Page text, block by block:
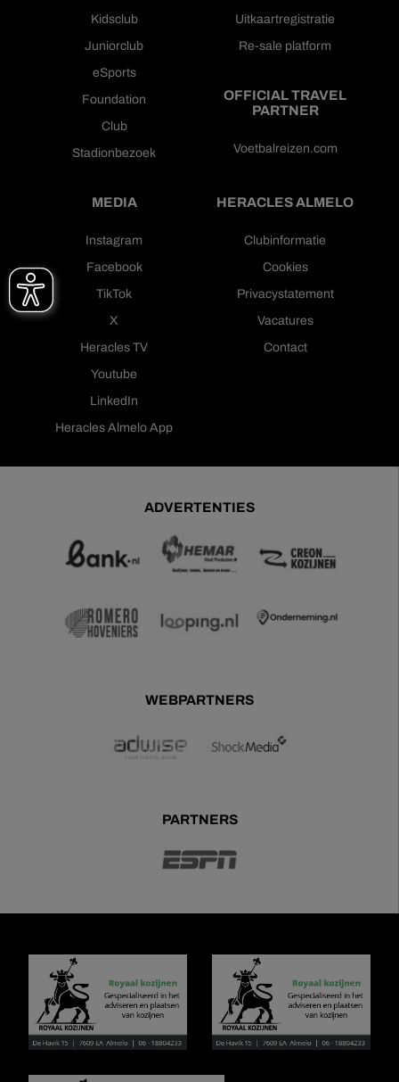
Kidsclub
Juniorclub
eSports
Foundation
Club
Stadionbezoek
Uitkaartregistratie
Re-sale platform
OFFICIAL TRAVEL
PARTNER
Voetbalreizen.com
MEDIA
Instagram
Facebook
TikTok
X
Heracles TV
Youtube
LinkedIn
Heracles Almelo App
HERACLES ALMELO
Clubinformatie
Cookies
Privacystatement
Vacatures
Contact
ADVERTENTIES
WEBPARTNERS
PARTNERS